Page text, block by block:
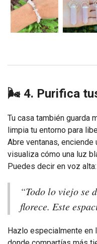
🌬️ 4. Purifica
Tu casa también guarda
limpia tu entorno para
Abre ventanas,
visualiza cómo una luz
Puedes decir en voz alta:
“Todo lo viejo se
florece. Este
Hazlo especialmente en